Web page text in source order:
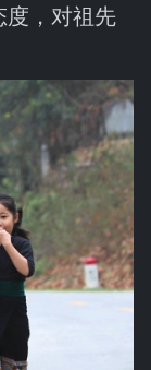
度，对祖先